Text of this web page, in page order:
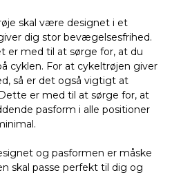
skal være designet i et
dig stor bevægelsesfrihed.
er med til at sørge for, at du
cyklen. For at cykeltrøjen giver
så er det også vigtigt at
er med til at sørge for, at
pasform i alle positioner
og pasformen er måske
skal passe perfekt til dig og